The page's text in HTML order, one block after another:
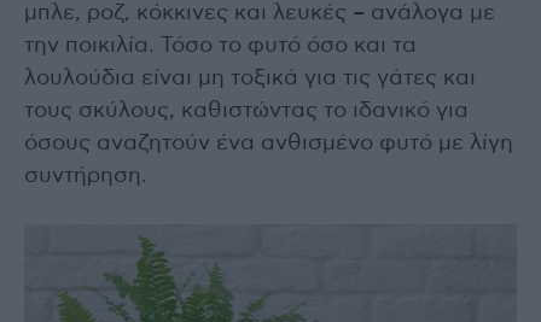
μπλε, ροζ, κόκκινες και λευκές – ανάλογα με
την ποικιλία. Τόσο το φυτό όσο και τα
λουλούδια είναι μη τοξικά για τις γάτες και
τους σκύλους, καθιστώντας το ιδανικό για
όσους αναζητούν ένα ανθισμένο φυτό με λίγη
συντήρηση.